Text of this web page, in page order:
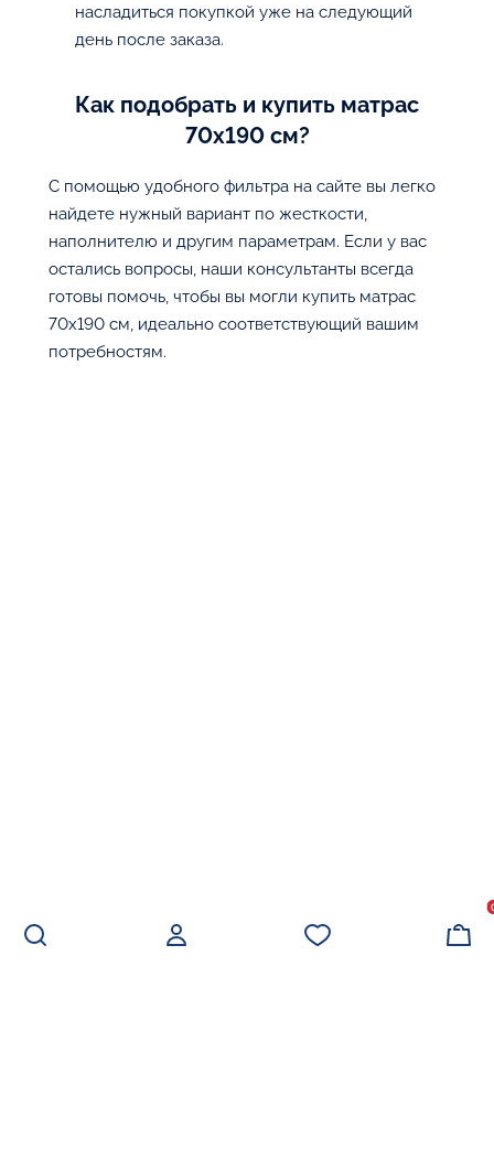
насладиться покупкой уже на следующий
день после заказа.
Как подобрать и купить матрас
70х190 см?
С помощью удобного фильтра на сайте вы легко
найдете нужный вариант по жесткости,
наполнителю и другим параметрам. Если у вас
остались вопросы, наши консультанты всегда
готовы помочь, чтобы вы могли купить матрас
70х190 см, идеально соответствующий вашим
потребностям.